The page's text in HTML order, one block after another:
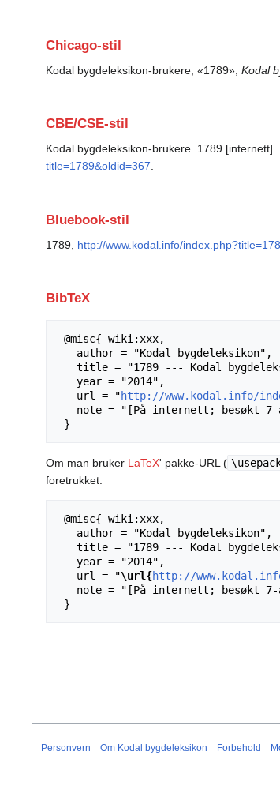
Chicago-stil
Kodal bygdeleksikon-brukere, «1789», Kodal
CBE/CSE-stil
Kodal bygdeleksikon-brukere. 1789
title=1789&oldid=367.
Bluebook-stil
1789, http://www.kodal.info/
BibTeX
   url = "
http://www.kodal.info/
Om man bruker LaTeX' pakke-URL (
foretrukket:
   url = "
\url{http://
Personvern Om Kodal bygdeleksikon Forbehold